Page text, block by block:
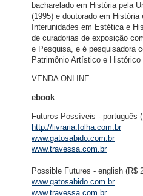
bacharelado em História pela
(1995) e doutorado em
Interunidades em Estética e
de curadorias de exposição
e Pesquisa, e é pesquisadora
Patrimônio Artístico e
VENDA ONLINE
ebook
Futuros Possíveis - português
http://livraria.folha.com.br
www.gatosabido.com.br
www.travessa.com.br
Possible Futures - english (R$
www.gatosabido.com.br
www.travessa.com.br